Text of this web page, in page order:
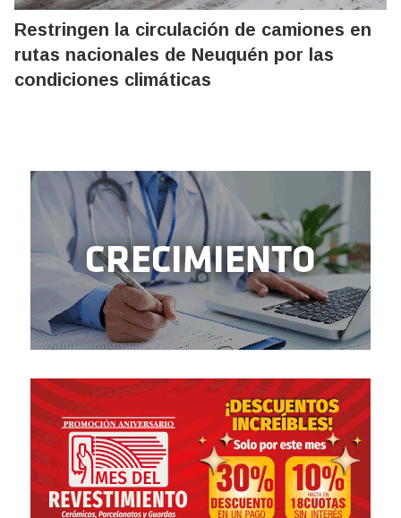
Restringen la circulación de camiones en
rutas nacionales de Neuquén por las
condiciones climáticas